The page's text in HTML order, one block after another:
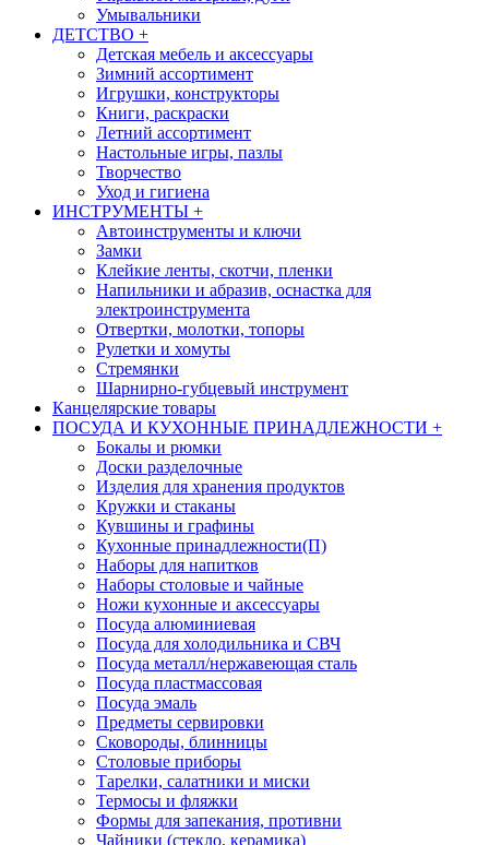
Умывальники
ДЕТСТВО +
Детская мебель и аксессуары
Зимний ассортимент
Игрушки, конструкторы
Книги, раскраски
Летний ассортимент
Настольные игры, пазлы
Творчество
Уход и гигиена
ИНСТРУМЕНТЫ +
Автоинструменты и ключи
Замки
Клейкие ленты, скотчи, пленки
Напильники и абразив, оснастка для
электроинструмента
Отвертки, молотки, топоры
Рулетки и хомуты
Стремянки
Шарнирно-губцевый инструмент
Канцелярские товары
ПОСУДА И КУХОННЫЕ ПРИНАДЛЕЖНОСТИ +
Бокалы и рюмки
Доски разделочные
Изделия для хранения продуктов
Кружки и стаканы
Кувшины и графины
Кухонные принадлежности(П)
Наборы для напитков
Наборы столовые и чайные
Ножи кухонные и аксессуары
Посуда алюминиевая
Посуда для холодильника и СВЧ
Посуда металл/нержавеющая сталь
Посуда пластмассовая
Посуда эмаль
Предметы сервировки
Сковороды, блинницы
Столовые приборы
Тарелки, салатники и миски
Термосы и фляжки
Формы для запекания, противни
Чайники (стекло, керамика)